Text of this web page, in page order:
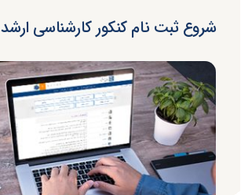
شروع ثبت نام کنکور کارشناسی ارشد ۱۴۰۴ از ۲۲ مهر